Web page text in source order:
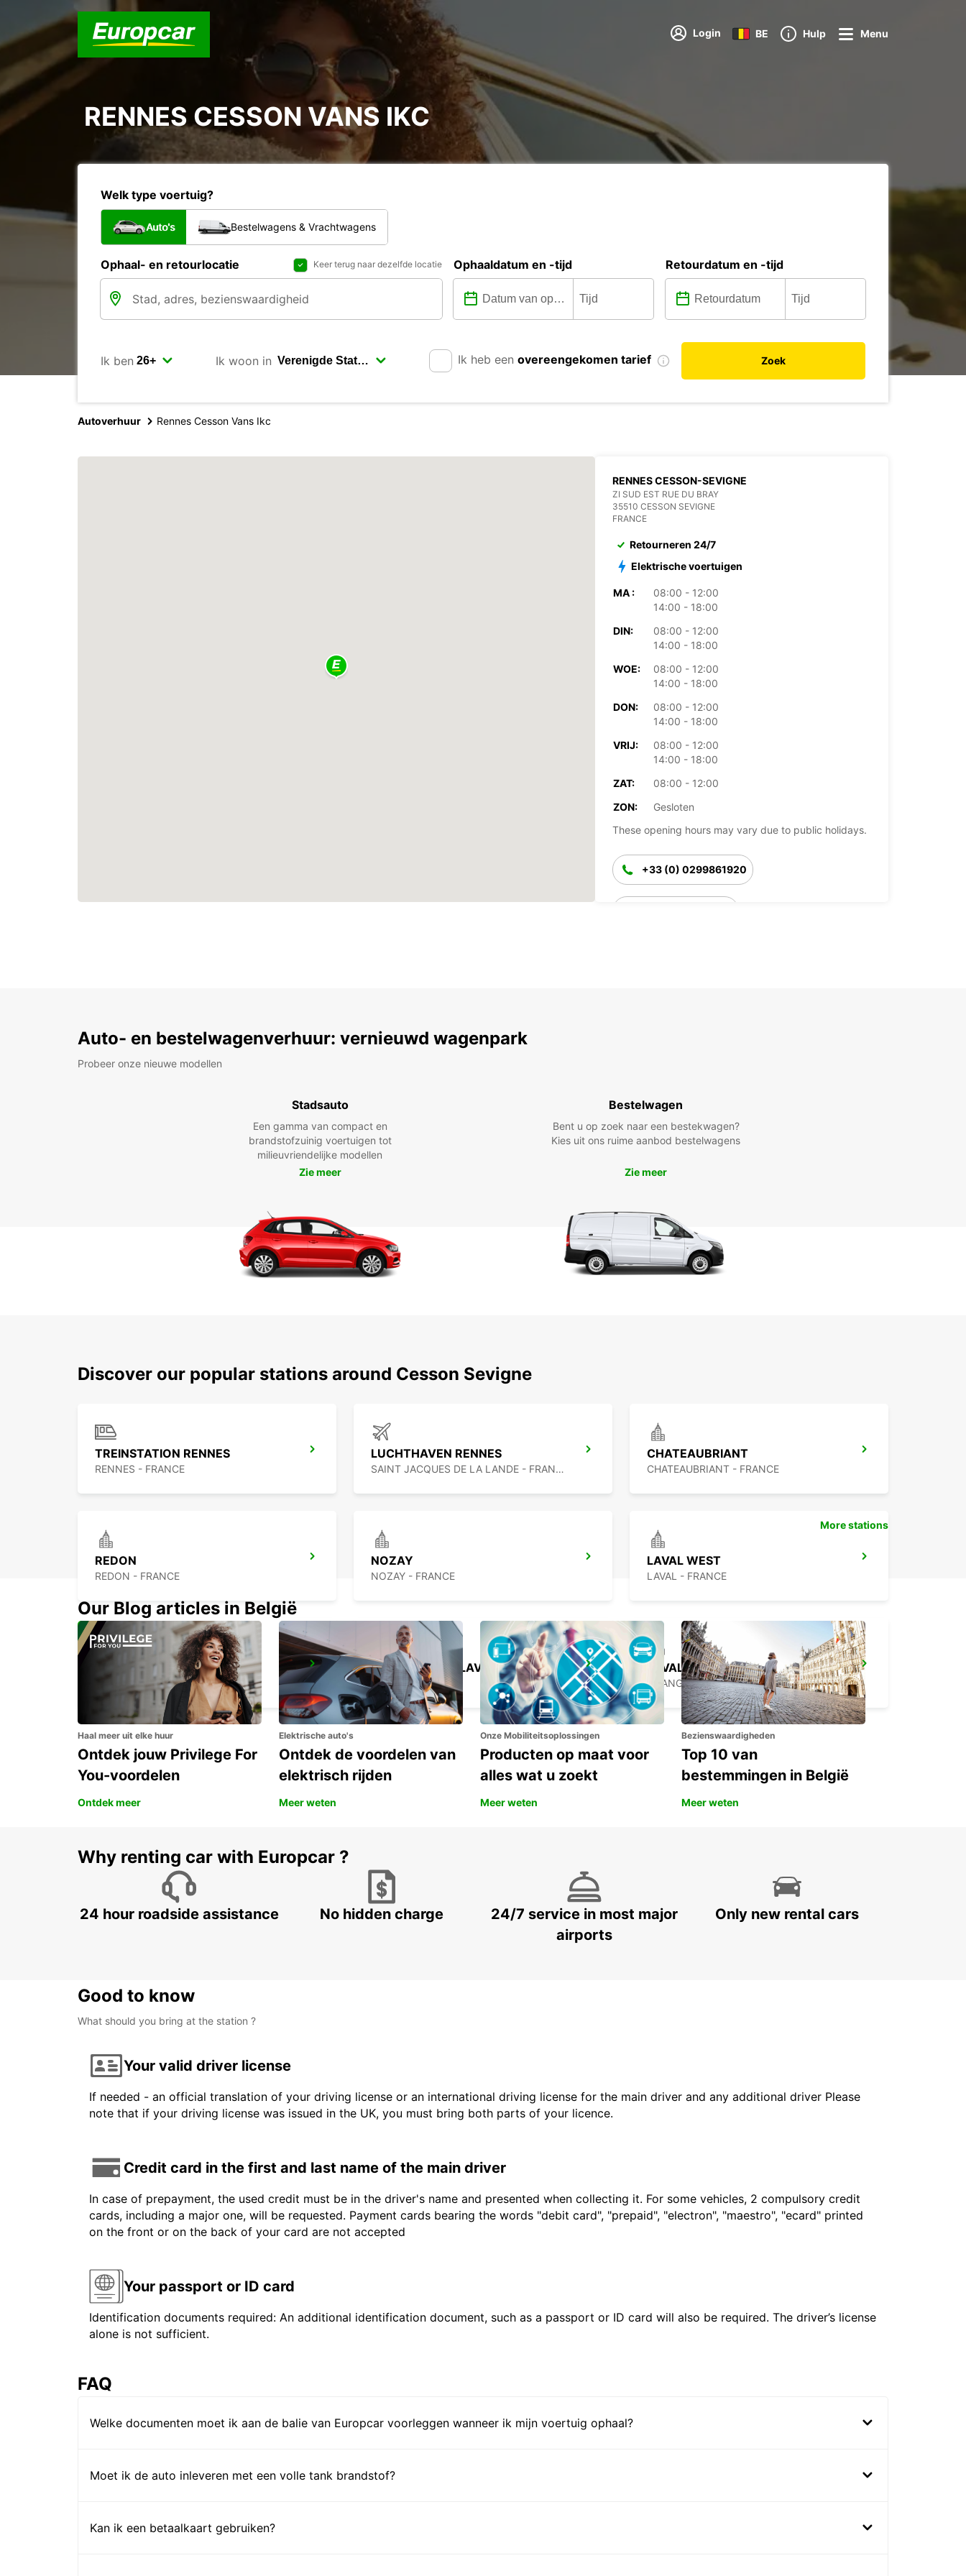
Login BE Hulp Menu
RENNES CESSON VANS IKC
Welk type voertuig?
Auto's Bestelwagens & Vrachtwagens
Ophaal- en retourlocatie Keer terug naar dezelfde locatie Ophaaldatum en -tijd Retourdatum en -tijd
Ik ben Ik woon in Ik heb een overeengekomen tarief Zoek
Autoverhuur Rennes Cesson Vans Ikc
RENNES CESSON-SEVIGNE
ZI SUD EST RUE DU BRAY
35510 CESSON SEVIGNE
FRANCE
Retourneren 24/7
Elektrische voertuigen
MA :
08:00 - 12:00
14:00 - 18:00
DIN:
08:00 - 12:00
14:00 - 18:00
WOE:
08:00 - 12:00
14:00 - 18:00
DON:
08:00 - 12:00
14:00 - 18:00
VRIJ:
08:00 - 12:00
14:00 - 18:00
ZAT:
08:00 - 12:00
ZON:
Gesloten
These opening hours may vary due to public holidays.
+33 (0) 0299861920
Auto- en bestelwagenverhuur: vernieuwd wagenpark
Probeer onze nieuwe modellen
Stadsauto
Een gamma van compact en
brandstofzuinig voertuigen tot
milieuvriendelijke modellen
Zie meer
Bestelwagen
Bent u op zoek naar een bestekwagen?
Kies uit ons ruime aanbod bestelwagens
Zie meer
Discover our popular stations around Cesson Sevigne
TREINSTATION RENNES
RENNES - FRANCE
LUCHTHAVEN RENNES
SAINT JACQUES DE LA LANDE - FRANCE
CHATEAUBRIANT
CHATEAUBRIANT - FRANCE
REDON
REDON - FRANCE
NOZAY
NOZAY - FRANCE
LAVAL WEST
LAVAL - FRANCE
PLOERMEL
PLOERMEL - FRANCE
TREINSTATION LAVAL
LAVAL - FRANCE
LAVAL
CHANGE - FRANCE
More stations
Our Blog articles in België
Haal meer uit elke huur
Ontdek jouw Privilege For
You-voordelen
Ontdek meer
Elektrische auto's
Ontdek de voordelen van
elektrisch rijden
Meer weten
Onze Mobiliteitsoplossingen
Producten op maat voor
alles wat u zoekt
Meer weten
Bezienswaardigheden
Top 10 van
bestemmingen in België
Meer weten
Why renting car with Europcar ?
24 hour roadside assistance No hidden charge
24/7 service in most major
airports
Only new rental cars
Good to know
What should you bring at the station ?
Your valid driver license
If needed - an official translation of your driving license or an international driving license for the main driver and any additional driver Please
note that if your driving license was issued in the UK, you must bring both parts of your licence.
Credit card in the first and last name of the main driver
In case of prepayment, the used credit must be in the driver's name and presented when collecting it. For some vehicles, 2 compulsory credit
cards, including a major one, will be requested. Payment cards bearing the words "debit card", "prepaid", "electron", "maestro", "ecard" printed
on the front or on the back of your card are not accepted
Your passport or ID card
Identification documents required: An additional identification document, such as a passport or ID card will also be required. The driver’s license
alone is not sufficient.
FAQ
Welke documenten moet ik aan de balie van Europcar voorleggen wanneer ik mijn voertuig ophaal?
Moet ik de auto inleveren met een volle tank brandstof?
Kan ik een betaalkaart gebruiken?